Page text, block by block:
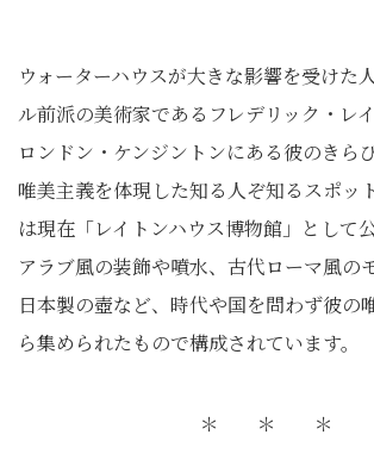
ウォーターハウスが大きな影響を受けた
ル前派の美術家であるフレデリック・レ
ロンドン・ケンジントンにある彼のきら
唯美主義を体現した知る人ぞ知るスポッ
は現在「レイトンハウス博物館」として
アラブ風の装飾や噴水、古代ローマ風の
日本製の壺など、時代や国を問わず彼の
ら集められたもので構成されています。
＊ ＊ ＊